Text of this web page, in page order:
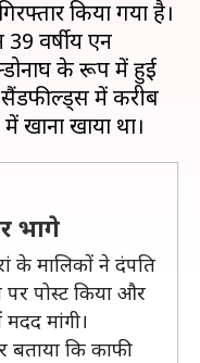
वर्षीय एन
के रूप में हुई
सैंडफील्ड्स में करीब
भागे
के मालिकों ने दंपति
पोस्ट किया और
मांगी।
बताया कि काफी